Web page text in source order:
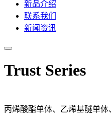
新品介绍
联系我们
新闻资讯
Trust Series
丙烯酸酯单体、乙烯基醚单体